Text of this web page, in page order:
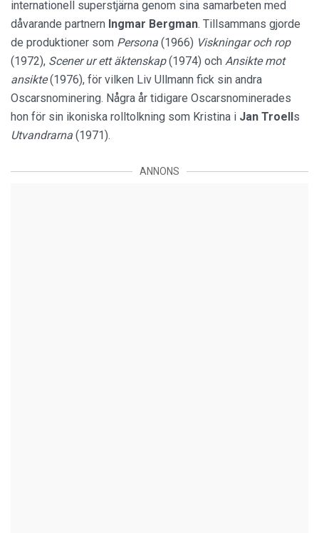
internationell superstjärna genom sina samarbeten med
dåvarande partnern Ingmar Bergman. Tillsammans gjorde
de produktioner som Persona (1966) Viskningar och rop
(1972), Scener ur ett äktenskap(1974) och Ansikte mot
ansikte(1976), för vilken Liv Ullmann fick sin andra
Oscarsnominering. Några år tidigare Oscarsnominerades
hon för sin ikoniska rolltolkning som Kristina i Jan Troell s
Utvandrarna (1971).
ANNONS